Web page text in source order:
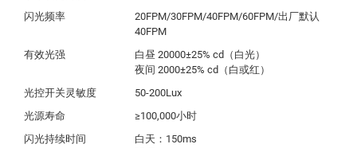
闪光频率
20FPM/30FPM/40FPM/60FPM/出厂默认
40FPM
有效光强
白昼 20000±25% cd（白光）
光控开关灵敏度
50-200Lux
光源寿命
≥100,000小时
闪光持续时间
白天：150ms